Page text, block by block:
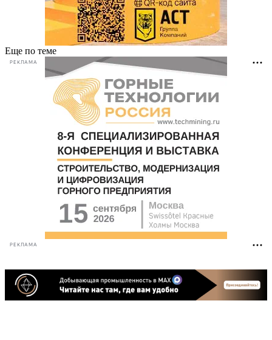
Еще по теме
РЕКЛАМА
РЕКЛАМА